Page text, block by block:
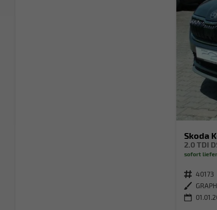
Skoda
2.0 TDI
sofort
Fahrzeugnr. 40173
Außenfarbe